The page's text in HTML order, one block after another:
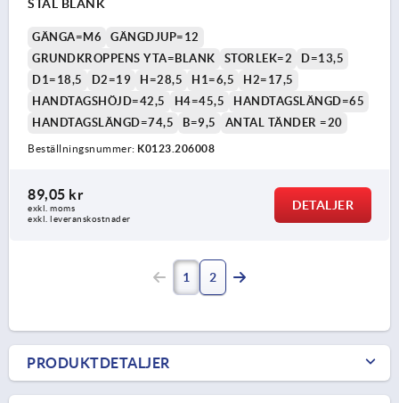
STÅL BLANK
GÄNGA=M6
GÄNGDJUP=12
GRUNDKROPPENS YTA=BLANK
STORLEK=2
D=13,5
D1=18,5
D2=19 H=28,5 H1=6,5
H2=17,5
HANDTAGSHÖJD=42,5
H4=45,5
HANDTAGSLÄNGD=65
HANDTAGSLÄNGD=74,5
B=9,5 ANTAL TÄNDER =20
Beställningsnummer: K0123.206008
89,05 kr
exkl. moms
exkl. leveranskostnader
DETALJER
1 2
PRODUKTDETALJER